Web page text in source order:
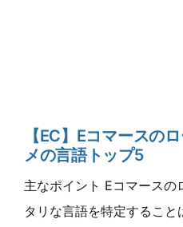
【EC】Eコマースの
メの言語トップ5
主なポイント Eコマースの
タリな言語を特定するこ